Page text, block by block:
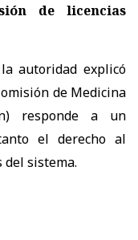
de licencias
autoridad explicó
de Medicina
responde a un
el derecho al
del sistema.